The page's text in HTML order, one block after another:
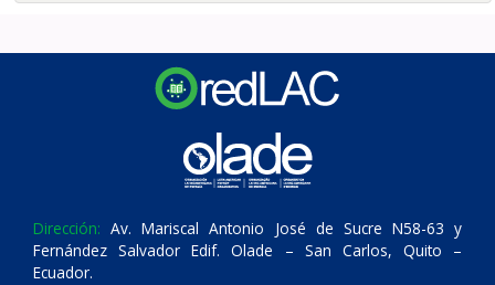
Dirección: Av. Mariscal Antonio José de Sucre N58-63 y
Fernández Salvador Edif. Olade – San Carlos, Quito –
Ecuador.